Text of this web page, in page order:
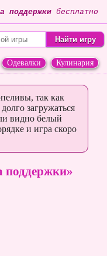
поддержки бесплатно
Одевалки
Кулинария
так как
загружаться
видно белый
и игра скоро
поддержки»